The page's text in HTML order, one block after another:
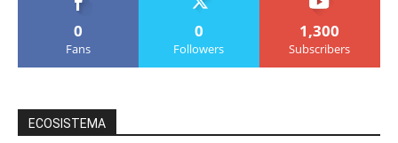
0
Fans
0
Followers
1,300
Subscribers
ECOSISTEMA